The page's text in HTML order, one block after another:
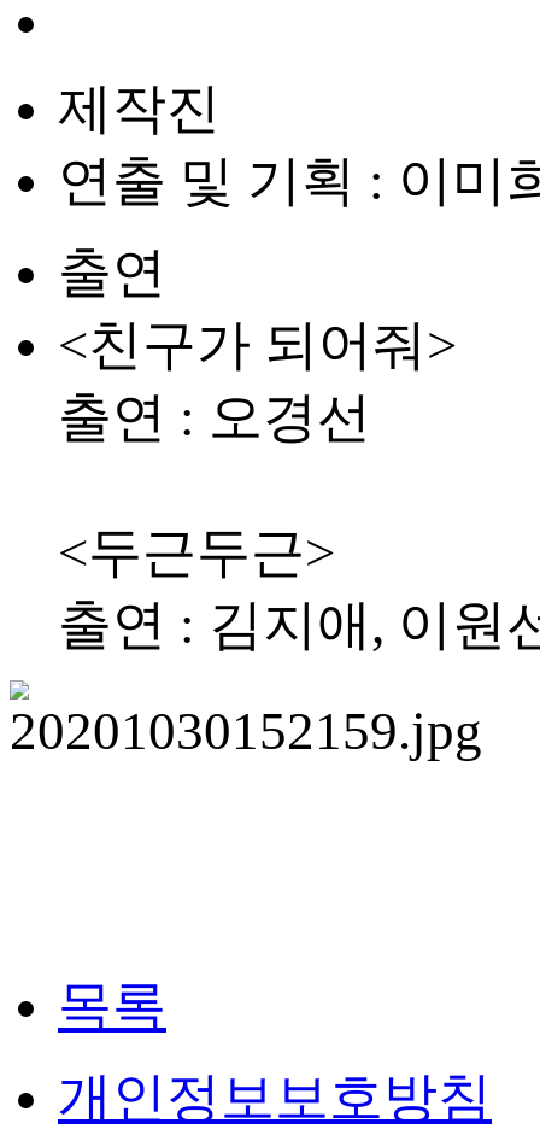
제작진
연출 및 기획 : 이미
출연
<친구가 되어줘>
출연 : 오경선
<두근두근>
출연 : 김지애, 이원
목록
개인정보보호방침